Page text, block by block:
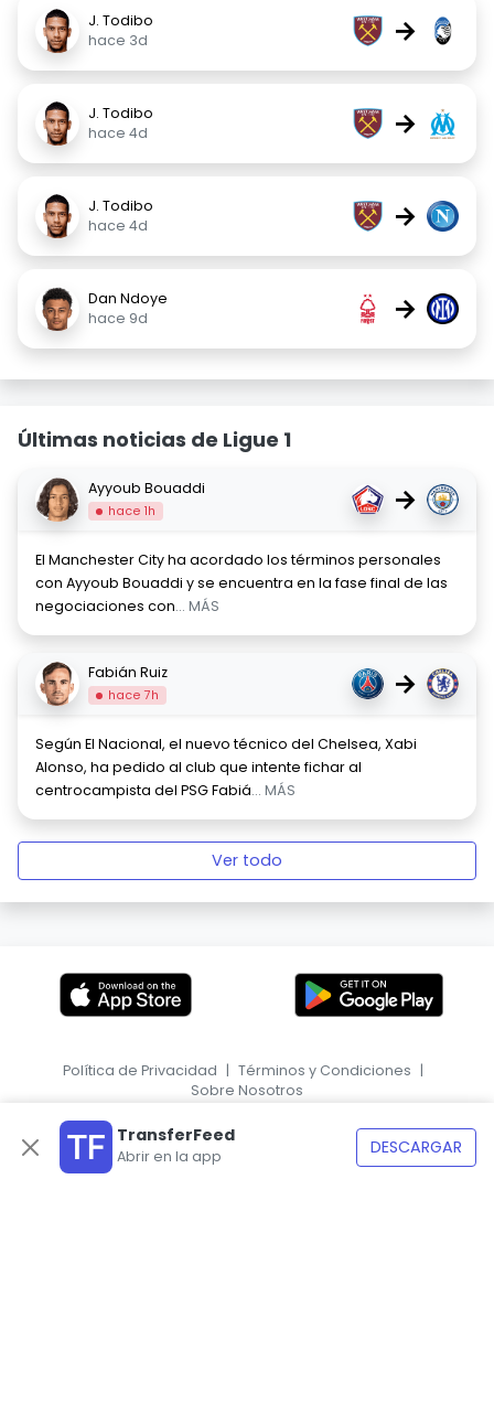
J. Todibo
hace 3d
→
J. Todibo
hace 4d
→
J. Todibo
hace 4d
→
Dan Ndoye
hace 9d
→
Últimas noticias de Ligue 1
Ayyoub Bouaddi
hace 1h →
El Manchester City ha acordado los términos personales
con Ayyoub Bouaddi y se encuentra en la fase final de las
negociaciones con... MÁS
Fabián Ruiz
hace 7h →
Según El Nacional, el nuevo técnico del Chelsea, Xabi
Alonso, ha pedido al club que intente fichar al
centrocampista del PSG Fabiá... MÁS
Ver todo
TransferFeed
Abrir en la app DESCARGAR
Política de Privacidad | Términos y Condiciones |
Sobre Nosotros